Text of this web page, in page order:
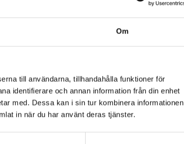
Om
till användarna, tillhandahålla funktioner för
identifierare och annan information från din enhet
med. Dessa kan i sin tur kombinera informationen
in när du har använt deras tjänster.